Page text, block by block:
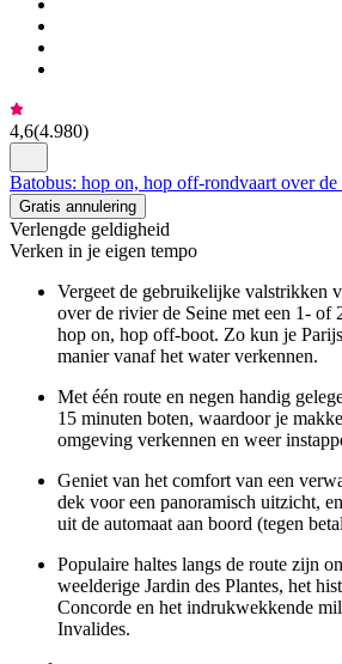
4,6(4.980)
Batobus: hop on, hop off-rondvaart over de
Gratis annulering
Verlengde geldigheid
Verken in je eigen tempo
Vergeet de gebruikelijke valstrikken
over de rivier de Seine met een 1- of
hop on, hop off-boot. Zo kun je
manier vanaf het water verkennen.
Met één route en negen handig
15 minuten boten, waardoor je
omgeving verkennen en weer
Geniet van het comfort van een
dek voor een panoramisch uitzicht,
uit de automaat aan boord (tegen
Populaire haltes langs de route zijn
weelderige Jardin des Plantes, het
Concorde en het indrukwekkende
Invalides.